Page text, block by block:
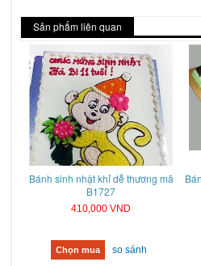
Sản phẩm liên quan
Bánh sinh nhật khỉ dễ thương mã
B1727
410,000 VND
Chọn mua so sánh